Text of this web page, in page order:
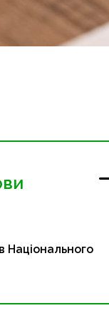
Національного